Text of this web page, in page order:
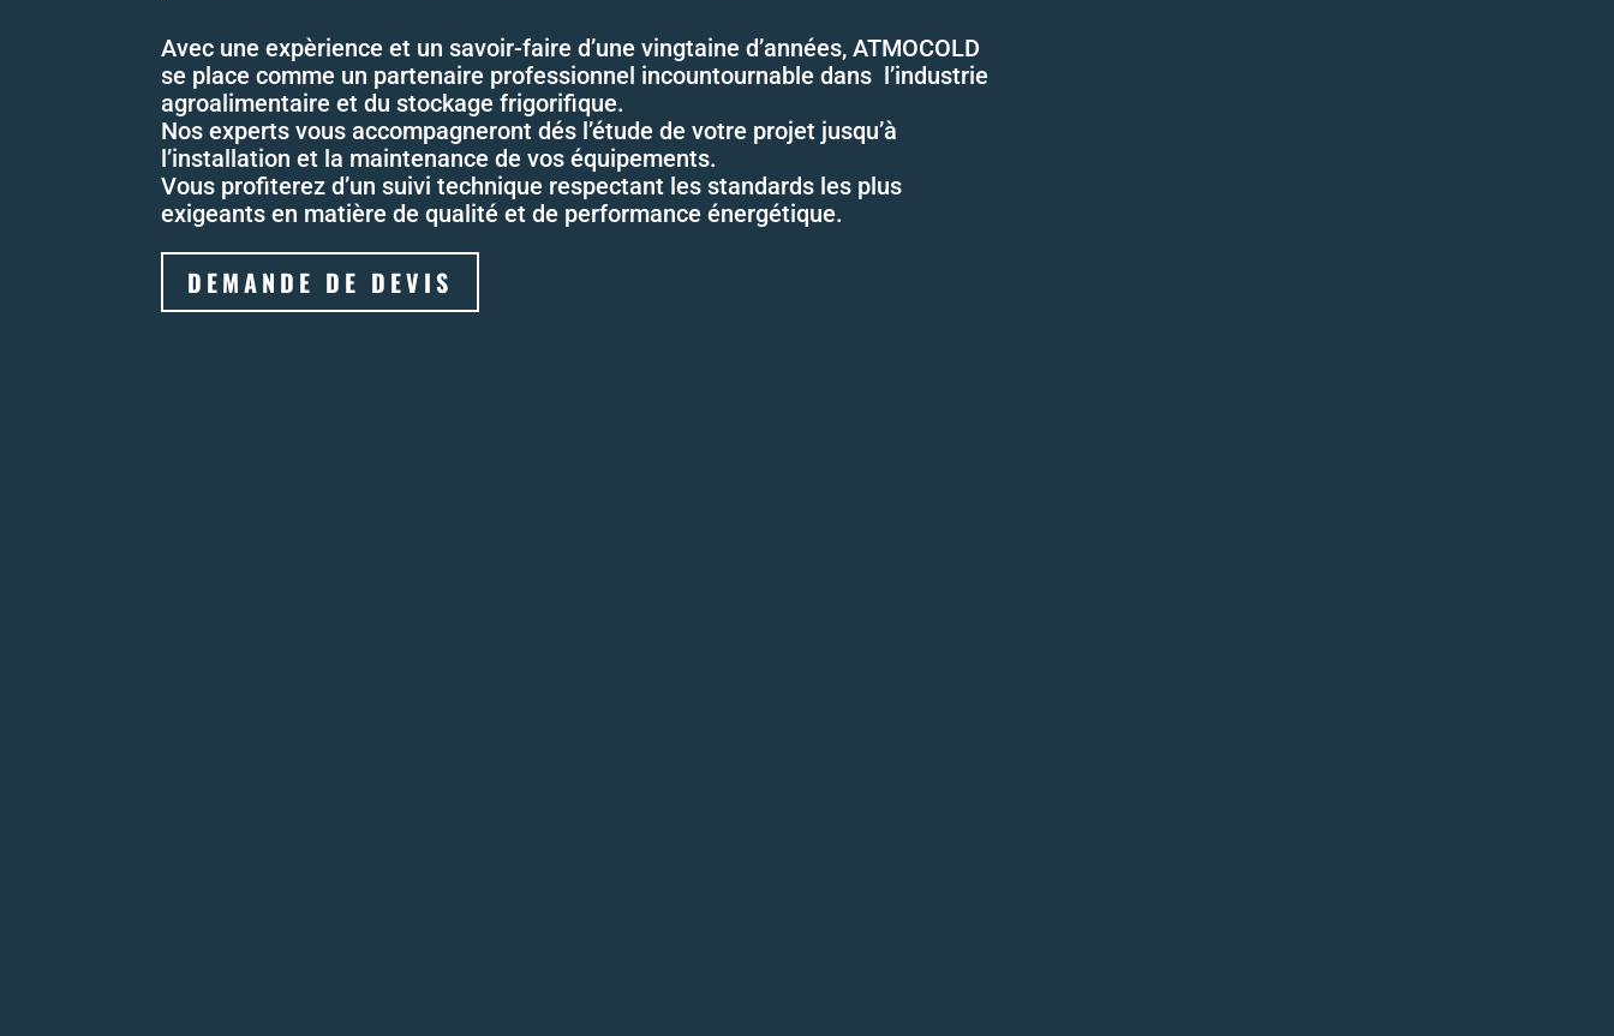
Avec une expèrience et un savoir-faire d’une vingtaine d’années, ATMOCOLD
se place comme un partenaire professionnel incountournable dans l’industrie
agroalimentaire et du stockage frigorifique.
Nos experts vous accompagneront dés l’étude de votre projet jusqu’à
l’installation et la maintenance de vos équipements.
Vous profiterez d’un suivi technique respectant les standards les plus
exigeants en matière de qualité et de performance énergétique.
DEMANDE DE DEVIS